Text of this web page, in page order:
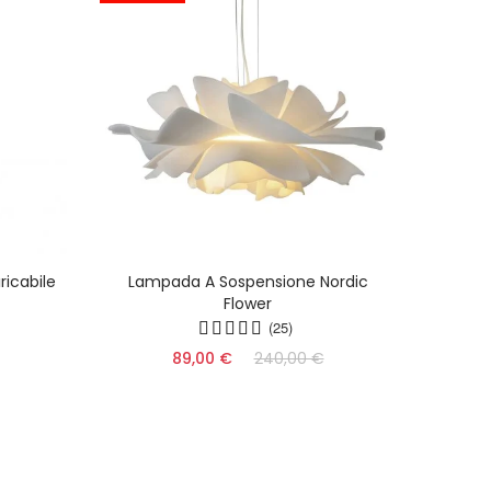
Lampada A Sospensione Nordic
Flower
(25)
89,00 € 240,00 €